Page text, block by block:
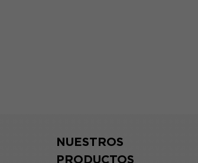
NUESTROS
PRODUCTOS